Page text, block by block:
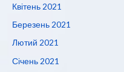
Квітень 2021
Березень 2021
Лютий 2021
Січень 2021